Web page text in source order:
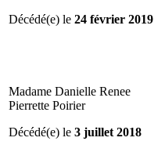
Décédé(e) le 24 février 2019
Madame Danielle Renee
Pierrette Poirier
Décédé(e) le 3 juillet 2018